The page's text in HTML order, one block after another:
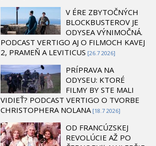
V ÉRE ZBYTOČNÝCH
BLOCKBUSTEROV JE
ODYSEA VÝNIMOČNÁ.
PODCAST VERTIGO AJ O FILMOCH KAVEJ
2, PRAMEŇ A LEVITICUS [26.7 2026]
PRÍPRAVA NA
ODYSEU: KTORÉ
FILMY BY STE MALI
VIDIEŤ? PODCAST VERTIGO O TVORBE
CHRISTOPHERA NOLANA [18.7 2026]
OD FRANCÚZSKEJ
REVOLÚCIE AŽ PO